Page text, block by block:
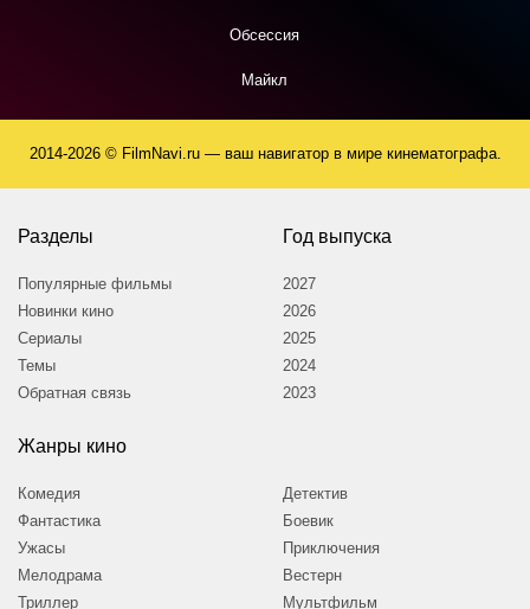
Обсессия
Майкл
2014-2026 © FilmNavi.ru — ваш навигатор в мире кинематографа.
Разделы
Популярные фильмы
Новинки кино
Сериалы
Темы
Обратная связь
Год выпуска
2027
2026
2025
2024
2023
Жанры кино
Комедия
Фантастика
Ужасы
Мелодрама
Триллер
Детектив
Боевик
Приключения
Вестерн
Мультфильм